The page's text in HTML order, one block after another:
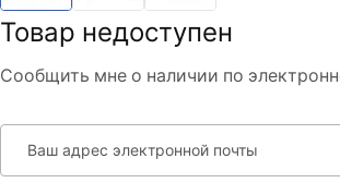
Товар недоступен
Сообщить мне о наличии по
Ваш адрес электронной почты